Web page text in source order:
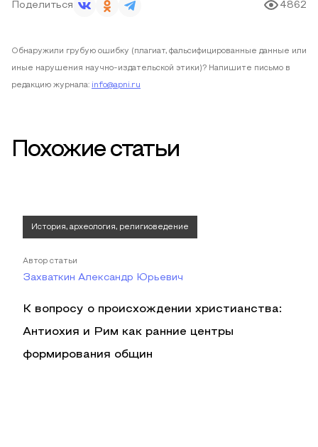
Поделиться 4862
Обнаружили грубую ошибку (плагиат, фальсифицированные данные или
иные нарушения научно-издательской этики)? Напишите письмо в
редакцию журнала: info@apni.ru
Похожие статьи
История, археология, религиоведение
Автор статьи
Захваткин Александр Юрьевич
К вопросу о происхождении христианства:
Антиохия и Рим как ранние центры
формирования общин